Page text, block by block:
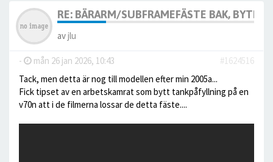
RE: BÄRARM/SUBFRAMEFÄSTE BAK, BYTE,
avjlu
- mån 26 jan 2026, 10:43
#1624516
Tack, men detta är nog till modellen efter min 2005a...
Fick tipset av en arbetskamrat som bytt tankpåfyllning på en
v70n att i de filmerna lossar de detta fäste....